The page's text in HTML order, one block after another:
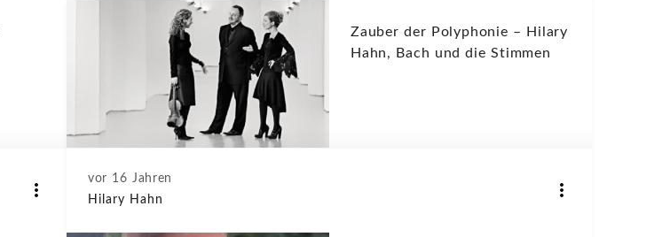
Zauber der Polyphonie – Hilary
Hahn, Bach und die Stimmen
vor 16 Jahren
Hilary Hahn